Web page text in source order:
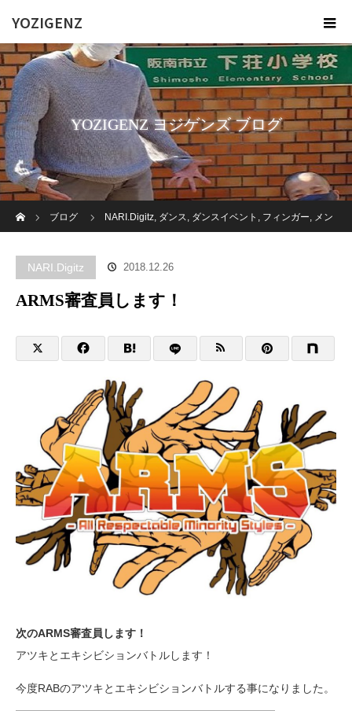
YOZIGENZ
YOZIGENZ ヨジゲンズ ブログ
ブログ
NARI.Digitz, ダンス, ダンスイベント , フィンガー, メン
NARI.Digitz 2018.12.26
ARMS審査員します！
次のARMS審査員します！
アツキとエキシビションバトルします！
今度RABのアツキとエキシビションバトルする事になりました。